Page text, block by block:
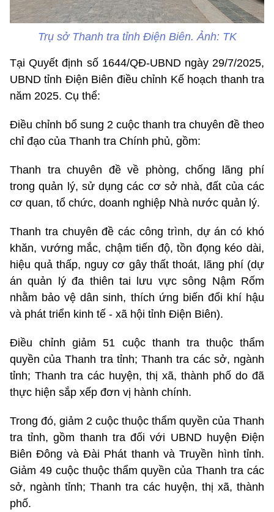
Trụ sở Thanh tra tỉnh Điện Biên. Ảnh: TK
Tại Quyết định số 1644/QĐ-UBND ngày 29/7/2025,
UBND tỉnh Điện Biên điều chỉnh Kế hoạch thanh tra
năm 2025. Cụ thể:
Điều chỉnh bổ sung 2 cuộc thanh tra chuyên đề theo
chỉ đạo của Thanh tra Chính phủ, gồm:
Thanh tra chuyên đề về phòng, chống lãng phí
trong quản lý, sử dụng các cơ sở nhà, đất của các
cơ quan, tổ chức, doanh nghiệp Nhà nước quản lý.
Thanh tra chuyên đề các công trình, dự án có khó
khăn, vướng mắc, chậm tiến độ, tồn đọng kéo dài,
hiệu quả thấp, nguy cơ gây thất thoát, lãng phí (dự
án quản lý đa thiên tai lưu vực sông Nậm Rốm
nhằm bảo vệ dân sinh, thích ứng biến đổi khí hậu
và phát triển kinh tế - xã hội tỉnh Điện Biên).
Điều chỉnh giảm 51 cuộc thanh tra thuộc thẩm
quyền của Thanh tra tỉnh; Thanh tra các sở, ngành
tỉnh; Thanh tra các huyện, thị xã, thành phố do đã
thực hiện sắp xếp đơn vị hành chính.
Trong đó, giảm 2 cuộc thuộc thẩm quyền của Thanh
tra tỉnh, gồm thanh tra đối với UBND huyện Điện
Biên Đông và Đài Phát thanh và Truyền hình tỉnh.
Giảm 49 cuộc thuộc thẩm quyền của Thanh tra các
sở, ngành tỉnh; Thanh tra các huyện, thị xã, thành
phố.